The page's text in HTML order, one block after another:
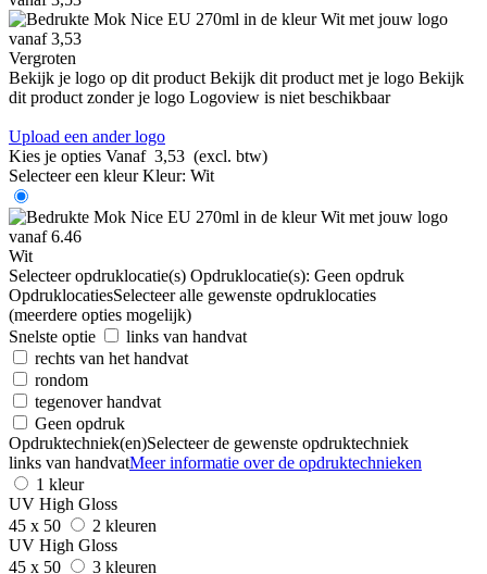
Vergroten
Bekijk je logo op dit product Bekijk dit product met je logo Bekijk
dit product zonder je logo Logoview is niet beschikbaar
Upload een ander logo
Kies je opties Vanaf 3,53 (excl. btw)
Selecteer een kleur Kleur: Wit
Wit
Selecteer opdruklocatie(s) Opdruklocatie(s): Geen opdruk
OpdruklocatiesSelecteer alle gewenste opdruklocaties
(meerdere opties mogelijk)
Snelste optie
links van handvat
rechts van het handvat
rondom
tegenover handvat
Geen opdruk
Opdruktechniek(en)Selecteer de gewenste opdruktechniek
links van handvatMeer informatie over de opdruktechnieken
1 kleur
UV High Gloss
45 x 50
2 kleuren
UV High Gloss
45 x 50
3 kleuren